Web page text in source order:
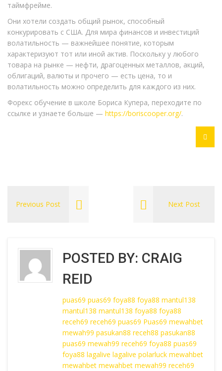
таймфрейме.
Они хотели создать общий рынок, способный
конкурировать с США. Для мира финансов и инвестиций
волатильность — важнейшее понятие, которым
характеризуют тот или иной актив. Поскольку у любого
товара на рынке — нефти, драгоценных металлов, акций,
облигаций, валюты и прочего — есть цена, то и
волатильность можно определить для каждого из них.
Форекс обучение в школе Бориса Купера, переходите по
ссылке и узнаете больше — https://boriscooper.org/.
Previous Post Next Post
POSTED BY: CRAIG
REID
puas69 puas69 foya88 foya88 mantul138
mantul138 mantul138 foya88 foya88
receh69 receh69 puas69 Puas69 mewahbet
mewah99 pasukan88 receh88 pasukan88
puas69 mewah99 receh69 foya88 puas69
foya88 lagalive lagalive polarluck mewahbet
mewahbet mewahbet mewah99 receh69